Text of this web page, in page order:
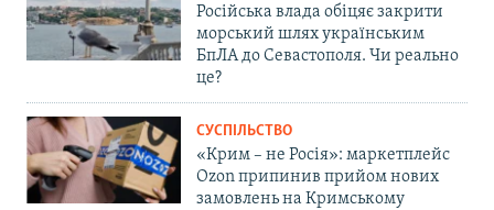
Російська влада обіцяє закрити
морський шлях українським
БпЛА до Севастополя. Чи реально
це?
СУСПІЛЬСТВО
«Крим – не Росія»: маркетплейс
Ozon припинив прийом нових
замовлень на Кримському